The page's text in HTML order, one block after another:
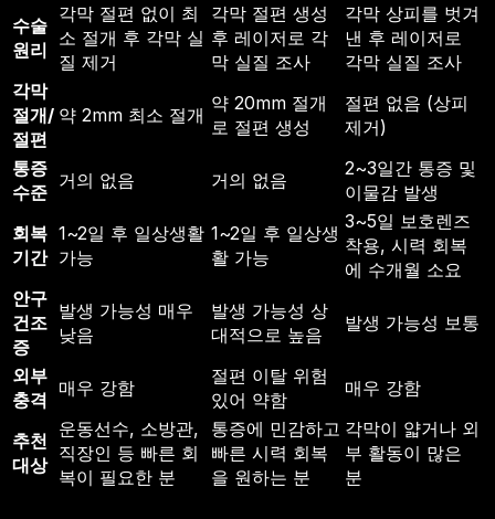
수술
원리
각막 절편 없이 최
소 절개 후 각막 실
질 제거
각막 절편 생성
후 레이저로 각
막 실질 조사
각막 상피를 벗겨
낸 후 레이저로
각막 실질 조사
각막
절개/
절편
약 2mm 최소 절개
약 20mm 절개
로 절편 생성
절편 없음 (상피
제거)
통증
수준
거의 없음 거의 없음
2~3일간 통증 및
이물감 발생
회복
기간
1~2일 후 일상생활
가능
1~2일 후 일상생
활 가능
3~5일 보호렌즈
착용, 시력 회복
에 수개월 소요
안구
건조
증
발생 가능성 매우
낮음
발생 가능성 상
대적으로 높음
발생 가능성 보통
외부
충격
매우 강함
절편 이탈 위험
있어 약함
매우 강함
추천
대상
운동선수, 소방관,
직장인 등 빠른 회
복이 필요한 분
통증에 민감하고
빠른 시력 회복
을 원하는 분
각막이 얇거나 외
부 활동이 많은
분